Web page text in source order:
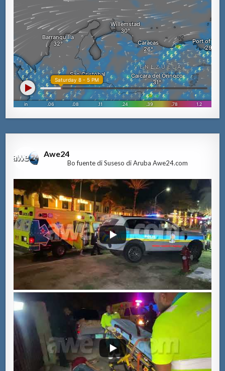
Awe24
Bo fuente di Suseso di Aruba Awe24.com